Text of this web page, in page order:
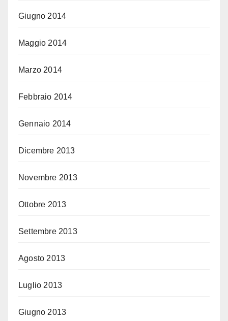
Giugno 2014
Maggio 2014
Marzo 2014
Febbraio 2014
Gennaio 2014
Dicembre 2013
Novembre 2013
Ottobre 2013
Settembre 2013
Agosto 2013
Luglio 2013
Giugno 2013